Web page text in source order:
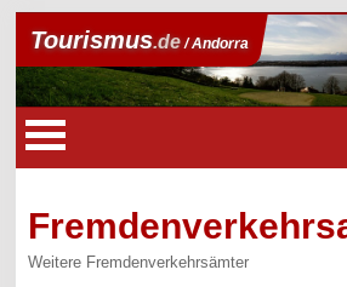
Tourismus.de/ Andorra
Weitere Fremdenverkehrsämter